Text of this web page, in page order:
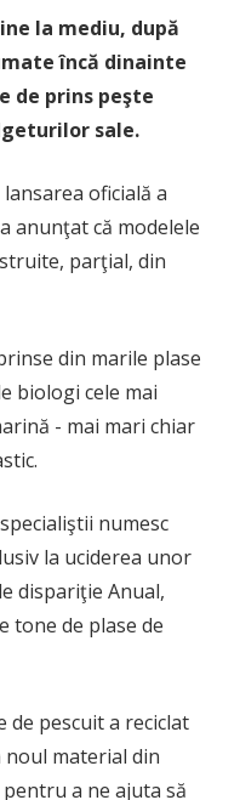
la mediu, după
încă dinainte
de prins peşte
sale.
oficială a
anunţat că modelele
parţial, din
din marile plase
biologi cele mai
- mai mari chiar
numesc
la uciderea unor
dispariţie Anual,
tone de plase de
de pescuit a reciclat
material din
a ne ajuta să